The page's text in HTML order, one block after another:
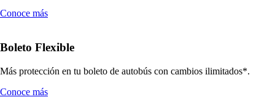
Conoce más
Boleto Flexible
Más protección en tu boleto de autobús con cambios ilimitados*.
Conoce más